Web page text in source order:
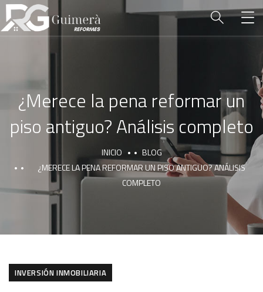
¿Merece la pena reformar un
piso antiguo? Análisis completo
INICIO
BLOG
¿MERECE LA PENA REFORMAR UN PISO ANTIGUO? ANÁLISIS
COMPLETO
INVERSIÓN INMOBILIARIA